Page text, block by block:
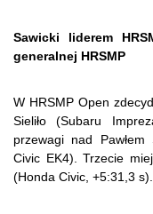
Sawicki liderem
generalnej HRSMP
W HRSMP Open
Sieliło (Subaru
przewagi nad
Civic EK4). Trzecie
(Honda Civic, +5:31,3 s).